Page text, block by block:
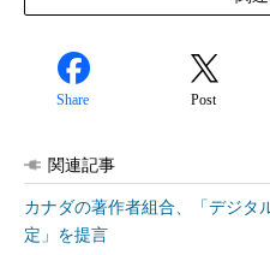
Share Post
関連記事
カナダの著作者組合、「デジタ
定」を提言